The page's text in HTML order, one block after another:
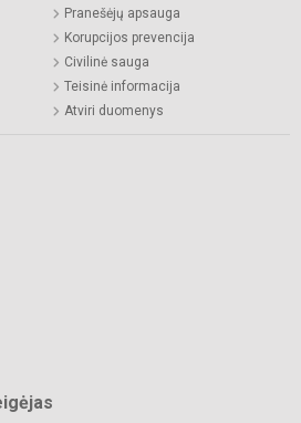
Pranešėjų apsauga
Korupcijos prevencija
Civilinė sauga
Teisinė informacija
Atviri duomenys